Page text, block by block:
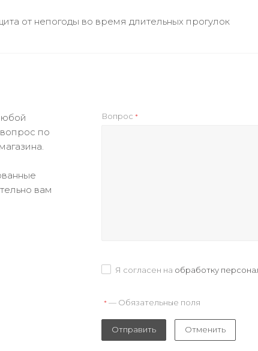
от непогоды во время длительных прогулок
по
вам
Вопрос *
Я согласен на обработку
*— Обязательные поля
Отправить Отменить